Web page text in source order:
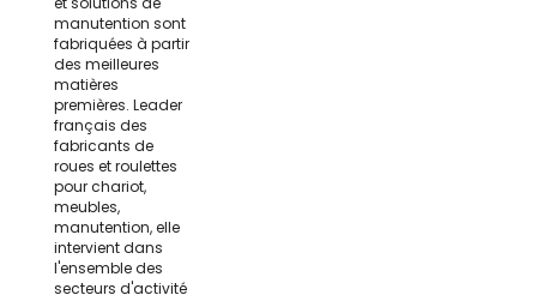
manutention sont
fabriquées à partir
des meilleures
matières
premières. Leader
français des
fabricants de
roues et roulettes
pour chariot,
meubles,
manutention, elle
intervient dans
l'ensemble des
secteurs d'activité